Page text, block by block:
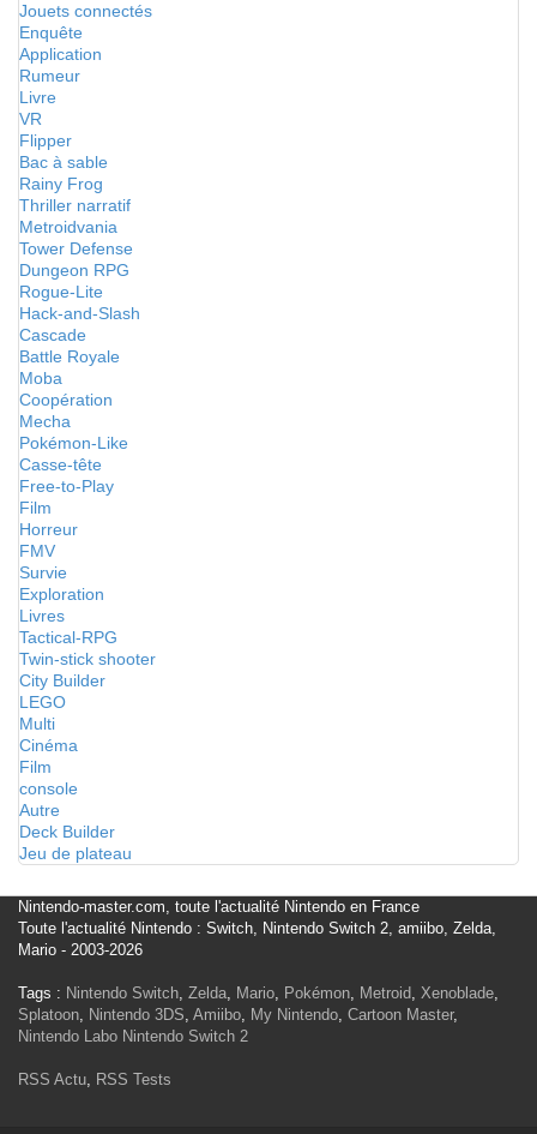
Jouets connectés
Enquête
Application
Rumeur
Livre
VR
Flipper
Bac à sable
Rainy Frog
Thriller narratif
Metroidvania
Tower Defense
Dungeon RPG
Rogue-Lite
Hack-and-Slash
Cascade
Battle Royale
Moba
Coopération
Mecha
Pokémon-Like
Casse-tête
Free-to-Play
Film
Horreur
FMV
Survie
Exploration
Livres
Tactical-RPG
Twin-stick shooter
City Builder
LEGO
Multi
Cinéma
Film
console
Autre
Deck Builder
Jeu de plateau
Nintendo-master.com, toute l'actualité Nintendo en France
Toute l'actualité Nintendo : Switch, Nintendo Switch 2, amiibo, Zelda,
Mario - 2003-2026
Tags : Nintendo Switch, Zelda, Mario, Pokémon, Metroid, Xenoblade,
Splatoon, Nintendo 3DS, Amiibo, My Nintendo, Cartoon Master,
Nintendo Labo Nintendo Switch 2
RSS Actu, RSS Tests